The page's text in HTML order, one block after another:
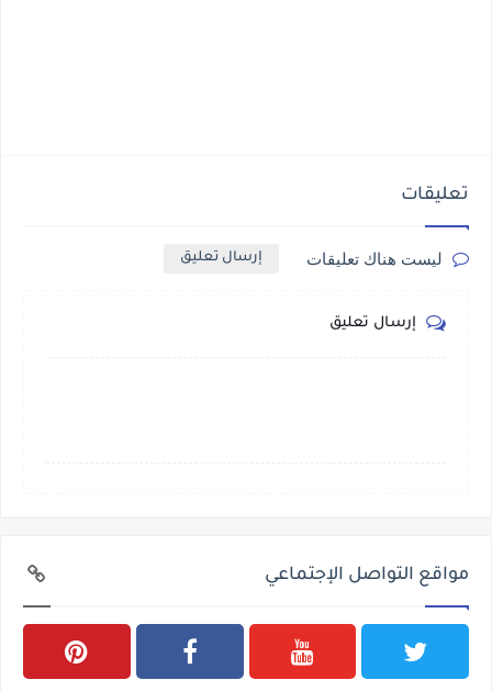
تعليقات
ليست هناك تعليقات إرسال تعليق
إرسال تعليق
مواقع التواصل الإجتماعي